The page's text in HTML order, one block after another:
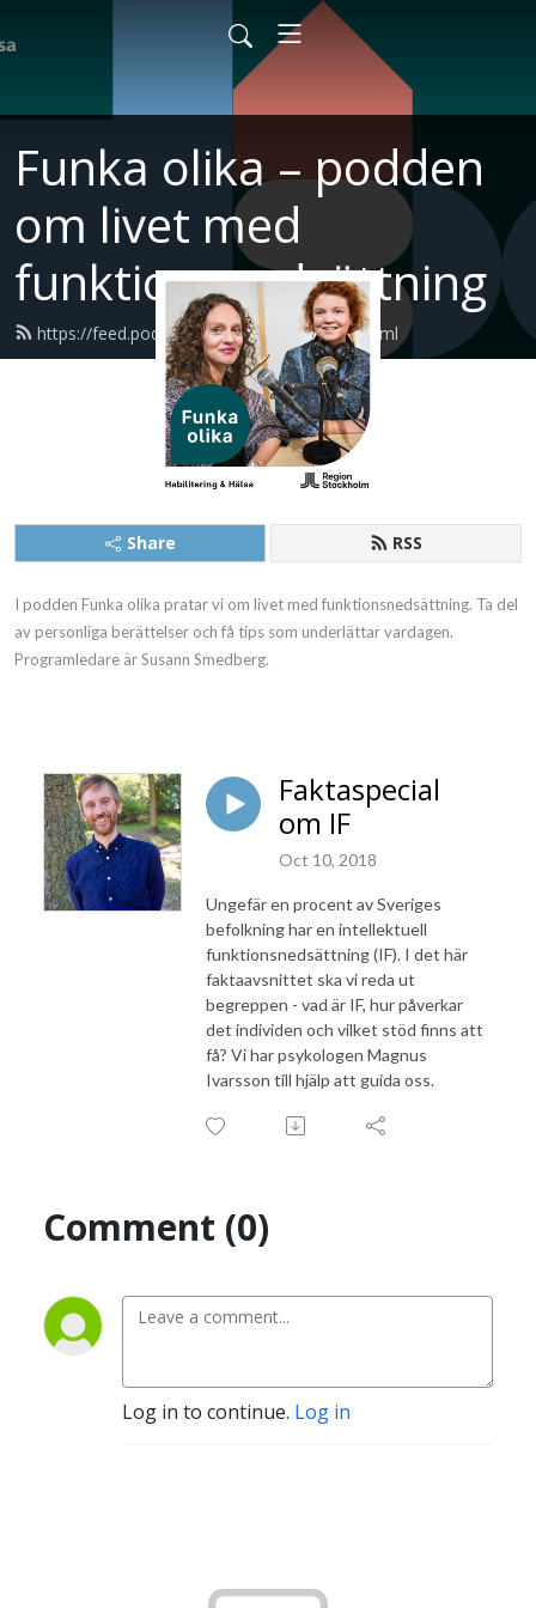
Funka olika – podden
om livet med
funktionsnedsättning
https://feed.podbean.com/habilitering/feed.xml
Share RSS
I podden Funka olika pratar vi om livet med funktionsnedsättning. Ta del
av personliga berättelser och få tips som underlättar vardagen.
Programledare är Susann Smedberg.
Faktaspecial
om IF
Oct 10, 2018
Ungefär en procent av Sveriges
befolkning har en intellektuell
funktionsnedsättning (IF). I det här
faktaavsnittet ska vi reda ut
begreppen - vad är IF, hur påverkar
det individen och vilket stöd finns att
få? Vi har psykologen Magnus
Ivarsson till hjälp att guida oss.
Comment (0)
Log in to continue. Log in